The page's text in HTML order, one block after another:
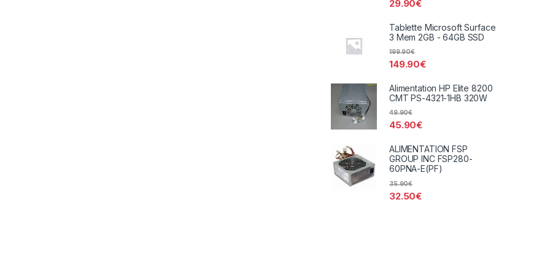
29.90€
Tablette Microsoft Surface
3 Mem 2GB - 64GB SSD
149.90€
199.90€
Alimentation HP Elite 8200
CMT PS-4321-1HB 320W
45.90€
49.90€
ALIMENTATION FSP
GROUP INC FSP280-
60PNA-E(PF)
32.50€
35.90€